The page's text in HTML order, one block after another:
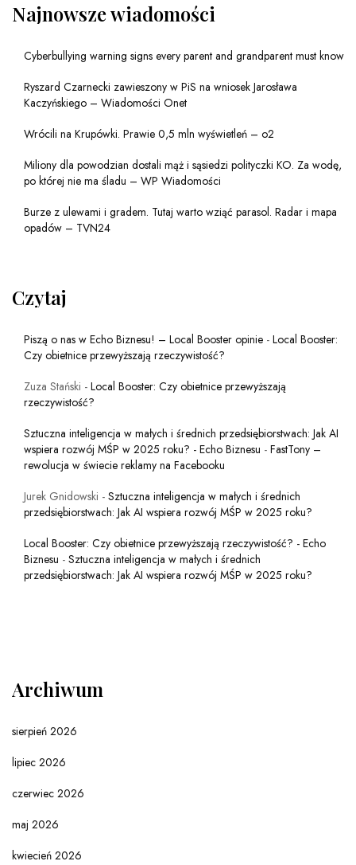
Najnowsze wiadomości
Cyberbullying warning signs every parent and grandparent must know
Ryszard Czarnecki zawieszony w PiS na wniosek Jarosława
Kaczyńskiego – Wiadomości Onet
Wrócili na Krupówki. Prawie 0,5 mln wyświetleń – o2
Miliony dla powodzian dostali mąż i sąsiedzi polityczki KO. Za wodę,
po której nie ma śladu – WP Wiadomości
Burze z ulewami i gradem. Tutaj warto wziąć parasol. Radar i mapa
opadów – TVN24
Czytaj
Piszą o nas w Echo Biznesu! – Local Booster opinie - Local Booster:
Czy obietnice przewyższają rzeczywistość?
Zuza Stański - Local Booster: Czy obietnice przewyższają
rzeczywistość?
Sztuczna inteligencja w małych i średnich przedsiębiorstwach: Jak AI
wspiera rozwój MŚP w 2025 roku? - Echo Biznesu - FastTony –
rewolucja w świecie reklamy na Facebooku
Jurek Gnidowski - Sztuczna inteligencja w małych i średnich
przedsiębiorstwach: Jak AI wspiera rozwój MŚP w 2025 roku?
Local Booster: Czy obietnice przewyższają rzeczywistość? - Echo
Biznesu - Sztuczna inteligencja w małych i średnich
przedsiębiorstwach: Jak AI wspiera rozwój MŚP w 2025 roku?
Archiwum
sierpień 2026
lipiec 2026
czerwiec 2026
maj 2026
kwiecień 2026